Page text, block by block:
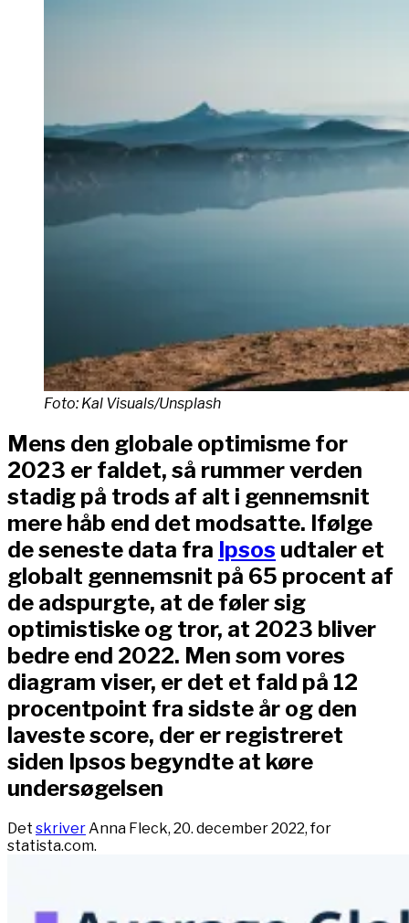
Foto: Kal Visuals/Unsplash
Mens den globale optimisme for
2023 er faldet, så rummer verden
stadig på trods af alt i gennemsnit
mere håb end det modsatte. Ifølge
de seneste data fra Ipsos udtaler et
globalt gennemsnit på 65 procent af
de adspurgte, at de føler sig
optimistiske og tror, at 2023 bliver
bedre end 2022. Men som vores
diagram viser, er det et fald på 12
procentpoint fra sidste år og den
laveste score, der er registreret
siden Ipsos begyndte at køre
undersøgelsen
Det skriver Anna Fleck, 20. december 2022, for
statista.com.